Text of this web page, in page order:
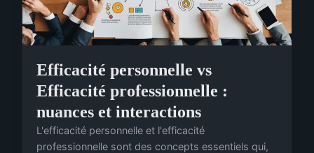
Efficacité personnelle vs
Efficacité professionnelle :
nuances et interactions
L'efficacité personnelle et l'efficacité
professionnelle sont des concepts essentiels qui,